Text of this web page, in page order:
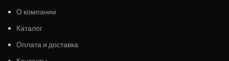
О компании
Каталог
Оплата и доставка